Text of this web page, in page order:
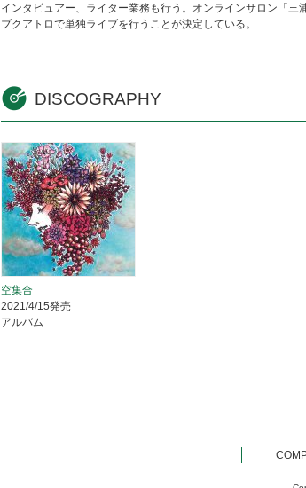
インタビュアー、ライター業務も行う。オンラインサロン「
ブクアトロで単独ライブを行うことが決定している。
DISCOGRAPHY
空集合
2021/4/15発売
アルバム